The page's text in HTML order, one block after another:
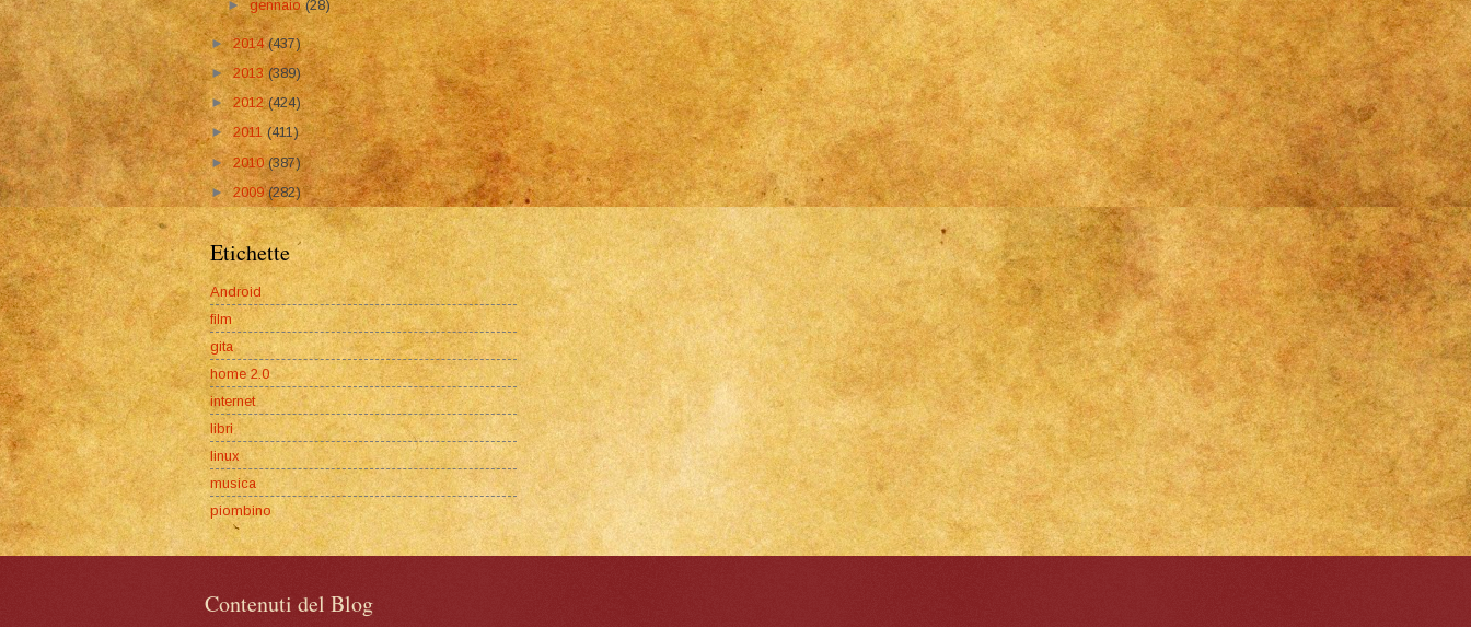
►gennaio(28)
►2014(437)
►2013 (389)
►2012(424)
►2011(411)
►2010(387)
►2009(282)
Etichette
Android
film
gita
home 2.0
internet
libri
linux
musica
piombino
Contenuti del Blog